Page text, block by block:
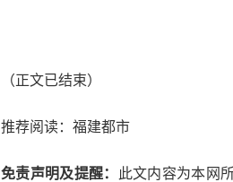
（正文已结束）
推荐阅读： 福建都市
免责声明及提醒：
此文内容为本网